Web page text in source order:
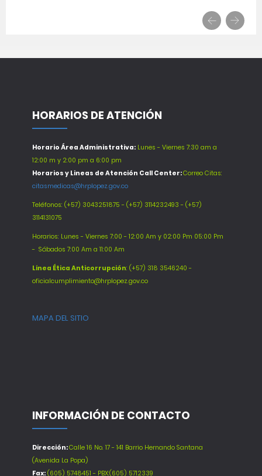
HORARIOS DE ATENCIÓN
Horario Área Administrativa: Lunes - Viernes 7:30 am a
12:00 m y 2:00 pm a 6:00 pm
Horarios y Lineas de Atención Call Center:Correo Citas:
citasmedicas@hrplopez.gov.co
Teléfonos: (+57) 3043251875 - (+57) 3114232493 - (+57)
3114131075
Horarios: Lunes - Viernes 7:00 - 12:00 Am y 02:00 Pm 05:00 Pm
- Sábados 7:00 Am a 11:00 Am
Línea Ética Anticorrupción: (+57) 318 3546240 -
oficialcumplimiento@hrplopez.gov.co
MAPA DEL SITIO
INFORMACIÓN DE CONTACTO
Dirección:Calle 16 No. 17 - 141 Barrio Hernando Santana
(Avenida La Popa)
Fax: (605) 5748451 - PBX:(605) 5712339